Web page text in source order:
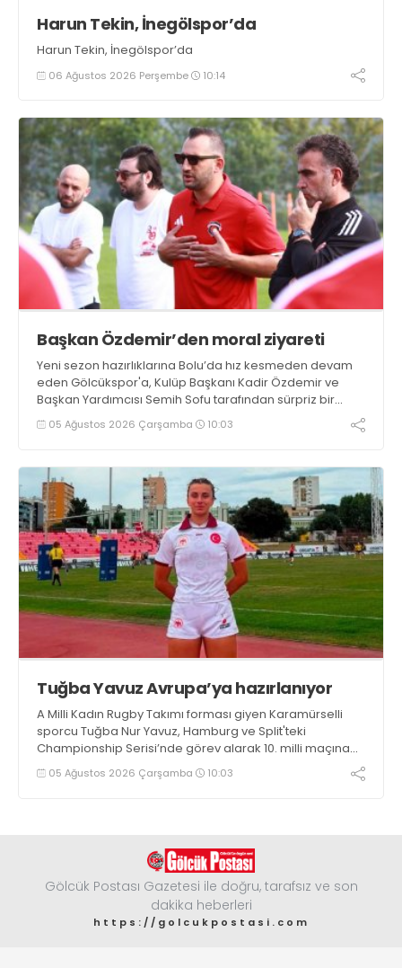
Harun Tekin, İnegölspor’da
Harun Tekin, İnegölspor’da
06 Ağustos 2026 Perşembe 10:14
Başkan Özdemir’den moral ziyareti
Yeni sezon hazırlıklarına Bolu’da hız kesmeden devam
eden Gölcükspor'a, Kulüp Başkanı Kadir Özdemir ve
Başkan Yardımcısı Semih Sofu tarafından sürpriz bir
moral ziyareti gerçekleştirildi
05 Ağustos 2026 Çarşamba 10:03
Tuğba Yavuz Avrupa’ya hazırlanıyor
A Milli Kadın Rugby Takımı forması giyen Karamürselli
sporcu Tuğba Nur Yavuz, Hamburg ve Split'teki
Championship Serisi’nde görev alarak 10. milli maçına
çıkma eşiğini geride bıraktı
05 Ağustos 2026 Çarşamba 10:03
Gölcük Postası Gazetesi ile doğru, tarafsız ve son
dakika heberleri
https://golcukpostasi.com